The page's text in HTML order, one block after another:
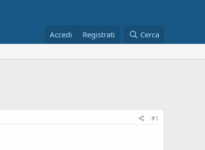
Accedi Registrati Cerca
#1